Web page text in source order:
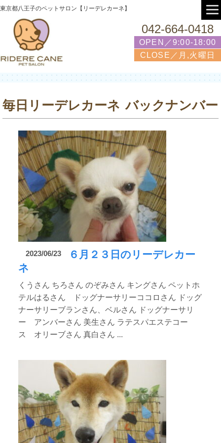
東京都八王子のペットサロン【リーデレカーネ】
042-664-0418
OPEN／9:00-18:00
CLOSE／月,火曜日
毎日リーデレカーネ
2023/06/23
６月２３日のリーデレカー
ネ
くうさん ちろさん のぞみさん キングさん ペットホ
テルはるさん ドッグナーサリーココロさん ドッグ
ナーサリーブランさん、ベルさん ドッグナーサリ
ー アンバーさん 美生さん ラテスパエステコー
ス オリーブさん 真白さん ...